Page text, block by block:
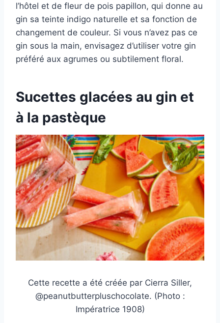
l’hôtel et de fleur de pois papillon, qui donne au
gin sa teinte indigo naturelle et sa fonction de
changement de couleur. Si vous n’avez pas ce
gin sous la main, envisagez d’utiliser votre gin
préféré aux agrumes ou subtilement floral.
Sucettes glacées au gin et
à la pastèque
Cette recette a été créée par Cierra Siller,
@peanutbutterpluschocolate. (Photo :
Impératrice 1908)